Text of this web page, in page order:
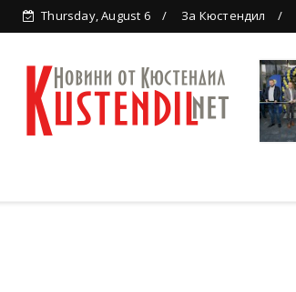
Thursday, August 6 За Кюстендил